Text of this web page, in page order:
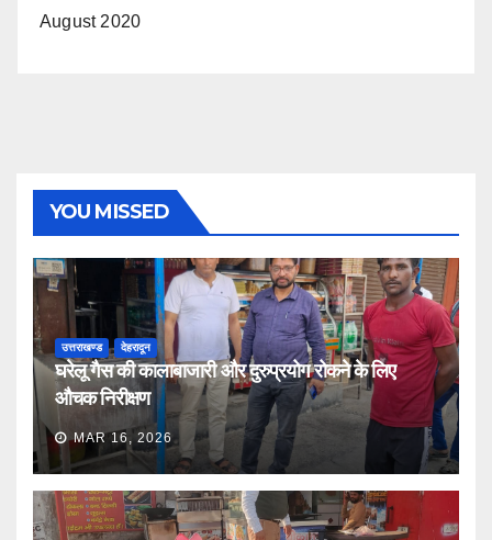
August 2020
YOU MISSED
उत्तराखण्ड देहरादून
घरेलू गैस की कालाबाजारी और दुरुप्रयोग रोकने के लिए
औचक निरीक्षण
MAR 16, 2026